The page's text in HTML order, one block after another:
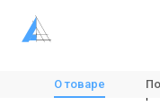
Магазин Вентиляция
Канальные вентиляторы
О товаре